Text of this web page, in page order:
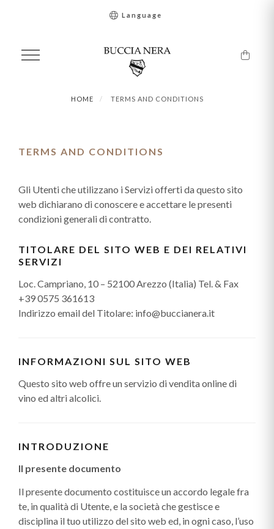
Language
HOME TERMS AND CONDITIONS
TERMS AND CONDITIONS
Gli Utenti che utilizzano i Servizi offerti da questo sito
web dichiarano di conoscere e accettare le presenti
condizioni generali di contratto.
TITOLARE DEL SITO WEB E DEI RELATIVI
SERVIZI
Loc. Campriano, 10 – 52100 Arezzo (Italia) Tel. & Fax
+39 0575 361613
Indirizzo email del Titolare: info@buccianera.it
INFORMAZIONI SUL SITO WEB
Questo sito web offre un servizio di vendita online di
vino ed altri alcolici.
INTRODUZIONE
Il presente documento
Il presente documento costituisce un accordo legale fra
te, in qualità di Utente, e la società che gestisce e
disciplina il tuo utilizzo del sito web ed, in ogni caso, l’uso